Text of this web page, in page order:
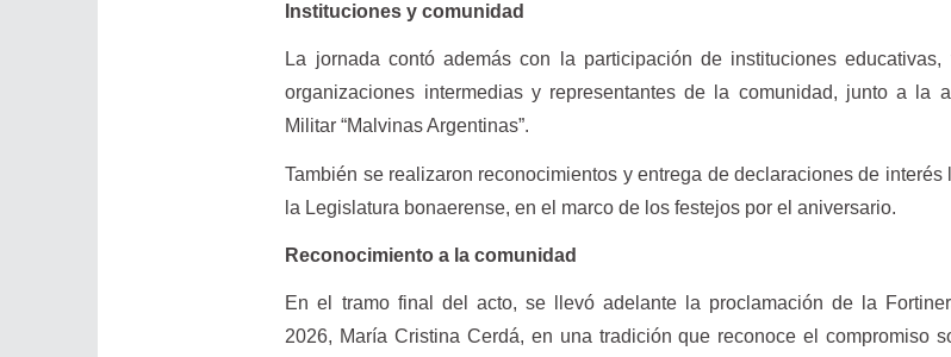
Instituciones y comunidad
La jornada contó además con la participación de instituciones educativas,
organizaciones intermedias y representantes de la comunidad, junto a la
Militar “Malvinas Argentinas”.
También se realizaron reconocimientos y entrega de declaraciones de interés
la Legislatura bonaerense, en el marco de los festejos por el aniversario.
Reconocimiento a la comunidad
En el tramo final del acto, se llevó adelante la proclamación de la
2026, María Cristina Cerdá, en una tradición que reconoce el compromiso